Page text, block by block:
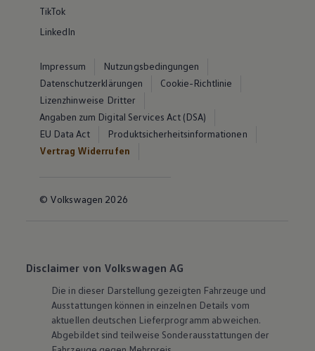
TikTok
LinkedIn
Impressum
Nutzungsbedingungen
Datenschutzerklärungen
Cookie-Richtlinie
Lizenzhinweise Dritter
Angaben zum Digital Services Act (DSA)
EU Data Act
Produktsicherheitsinformationen
Vertrag Widerrufen
© Volkswagen 2026
Disclaimer von Volkswagen AG
Die in dieser Darstellung gezeigten Fahrzeuge und
Ausstattungen können in einzelnen Details vom
aktuellen deutschen Lieferprogramm abweichen.
Abgebildet sind teilweise Sonderausstattungen der